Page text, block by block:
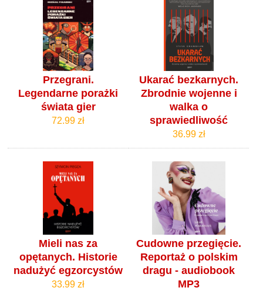
Przegrani.
Legendarne porażki
świata gier
72.99 zł
Ukarać bezkarnych.
Zbrodnie wojenne i
walka o
sprawiedliwość
36.99 zł
Mieli nas za
opętanych. Historie
nadużyć egzorcystów
33.99 zł
Cudowne przegięcie.
Reportaż o polskim
dragu - audiobook
MP3